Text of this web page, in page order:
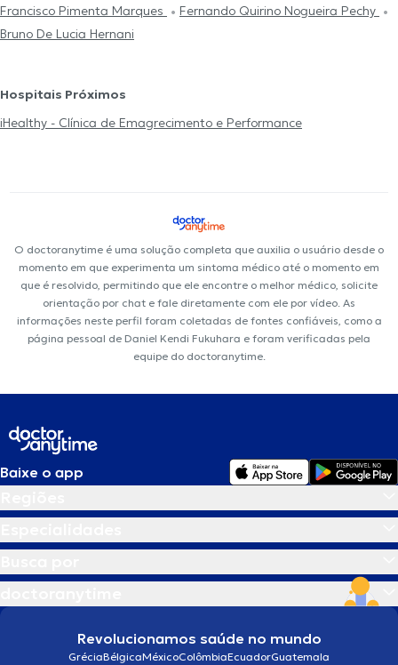
Francisco Pimenta Marques
Fernando Quirino Nogueira Pechy
Bruno De Lucia Hernani
Hospitais Próximos
iHealthy - Clínica de Emagrecimento e Performance
O doctoranytime é uma solução completa que auxilia o usuário desde o
momento em que experimenta um sintoma médico até o momento em
que é resolvido, permitindo que ele encontre o melhor médico, solicite
orientação por chat e fale diretamente com ele por vídeo. As
informações neste perfil foram coletadas de fontes confiáveis, como a
página pessoal de Daniel Kendi Fukuhara e foram verificadas pela
equipe do doctoranytime.
Baixe o app
Revolucionamos saúde no mundo
GréciaBélgicaMéxicoColômbiaEcuadorGuatemala